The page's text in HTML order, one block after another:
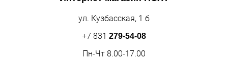
ул. Кузбасская, 1 б
+7 831 279-54-08
Пн-Чт 8.00-17.00